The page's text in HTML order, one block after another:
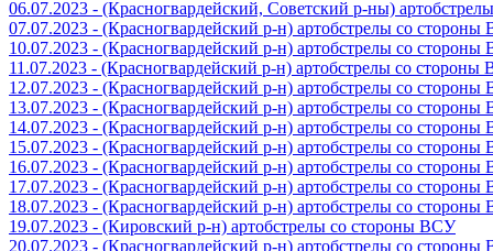
06.07.2023 - (Красногвардейский, Советский р-ны)
07.07.2023 - (Красногвардейский р-н) артобстрелы со
10.07.2023 - (Красногвардейский р-н) артобстрелы со
11.07.2023 - (Красногвардейский р-н) артобстрелы со стороны
12.07.2023 - (Красногвардейский р-н) артобстрелы со
13.07.2023 - (Красногвардейский р-н) артобстрелы со
14.07.2023 - (Красногвардейский р-н) артобстрелы со
15.07.2023 - (Красногвардейский р-н) артобстрелы со
16.07.2023 - (Красногвардейский р-н) артобстрелы со
17.07.2023 - (Красногвардейский р-н) артобстрелы со
18.07.2023 - (Красногвардейский р-н) артобстрелы со
19.07.2023 - (Кировский р-н) артобстрелы со стороны ВСУ
20.07.2023 - (Красногвардейский р-н) артобстрелы со